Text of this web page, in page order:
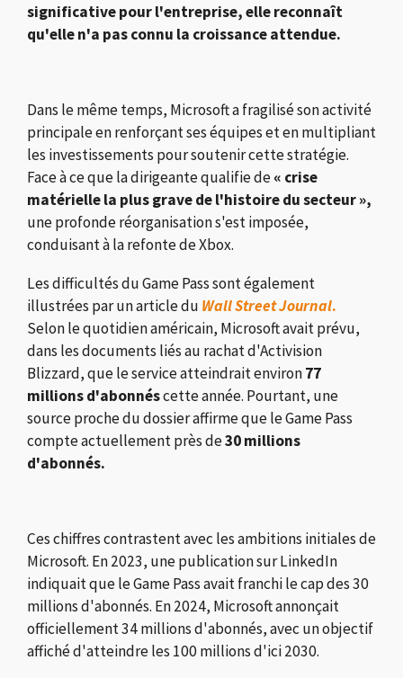
significative pour l'entreprise, elle reconnaît
qu'elle n'a pas connu la croissance attendue.
Dans le même temps, Microsoft a fragilisé son activité
principale en renforçant ses équipes et en multipliant
les investissements pour soutenir cette stratégie.
Face à ce que la dirigeante qualifie de« crise
matérielle la plus grave de l'histoire du secteur »,
une profonde réorganisation s'est imposée,
conduisant à la refonte de Xbox.
Les difficultés du Game Pass sont également
illustrées par un article du Wall Street Journal.
Selon le quotidien américain, Microsoft avait prévu,
dans les documents liés au rachat d'Activision
Blizzard, que le service atteindrait environ77
millions d'abonnéscette année. Pourtant, une
source proche du dossier affirme que le Game Pass
compte actuellement près de30 millions
d'abonnés.
Ces chiffres contrastent avec les ambitions initiales de
Microsoft. En 2023, une publication sur LinkedIn
indiquait que le Game Pass avait franchi le cap des 30
millions d'abonnés. En 2024, Microsoft annonçait
officiellement 34 millions d'abonnés, avec un objectif
affiché d'atteindre les 100 millions d'ici 2030.